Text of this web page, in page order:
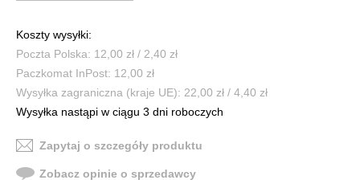
Koszty wysyłki:
Poczta Polska: 12,00 zł / 2,40 zł
Paczkomat InPost: 12,00 zł
Wysyłka zagraniczna (kraje UE): 22,00 zł / 4,40 zł
Wysyłka nastąpi w ciągu 3 dni roboczych
Zapytaj o szczegóły produktu
Zobacz opinie o sprzedawcy